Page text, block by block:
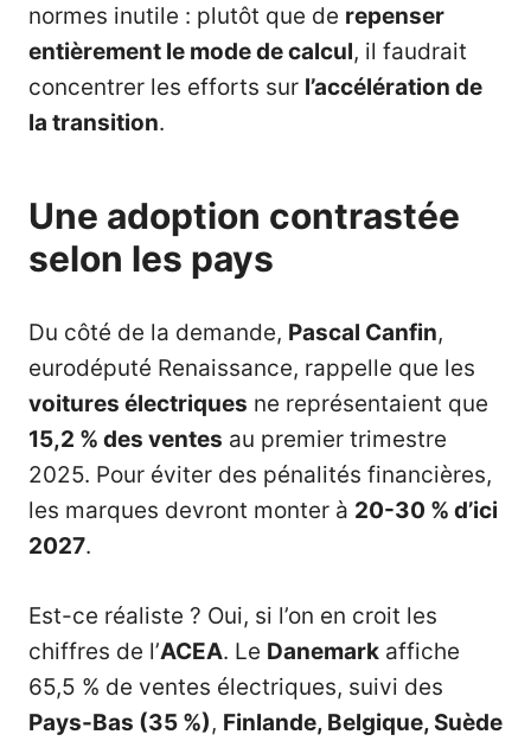
normes inutile : plutôt que de repenser
entièrement le mode de calcul, il faudrait
concentrer les efforts sur l’accélération de
la transition.
Une adoption contrastée
selon les pays
Du côté de la demande, Pascal Canfin,
eurodéputé Renaissance, rappelle que les
voitures électriques ne représentaient que
15,2 % des ventes au premier trimestre
2025. Pour éviter des pénalités financières,
les marques devront monter à 20-30 % d’ici
2027.
Est-ce réaliste ? Oui, si l’on en croit les
chiffres de l’ACEA. Le Danemark affiche
65,5 % de ventes électriques, suivi des
Pays-Bas (35 %), Finlande, Belgique, Suède